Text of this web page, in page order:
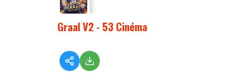
Graal V2 - 53 Cinéma